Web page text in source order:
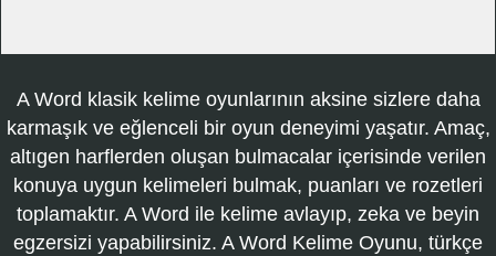
A Word klasik kelime oyunlarının aksine sizlere daha
karmaşık ve eğlenceli bir oyun deneyimi yaşatır. Amaç,
altıgen harflerden oluşan bulmacalar içerisinde verilen
konuya uygun kelimeleri bulmak, puanları ve rozetleri
toplamaktır. A Word ile kelime avlayıp, zeka ve beyin
egzersizi yapabilirsiniz. A Word Kelime Oyunu, türkçe